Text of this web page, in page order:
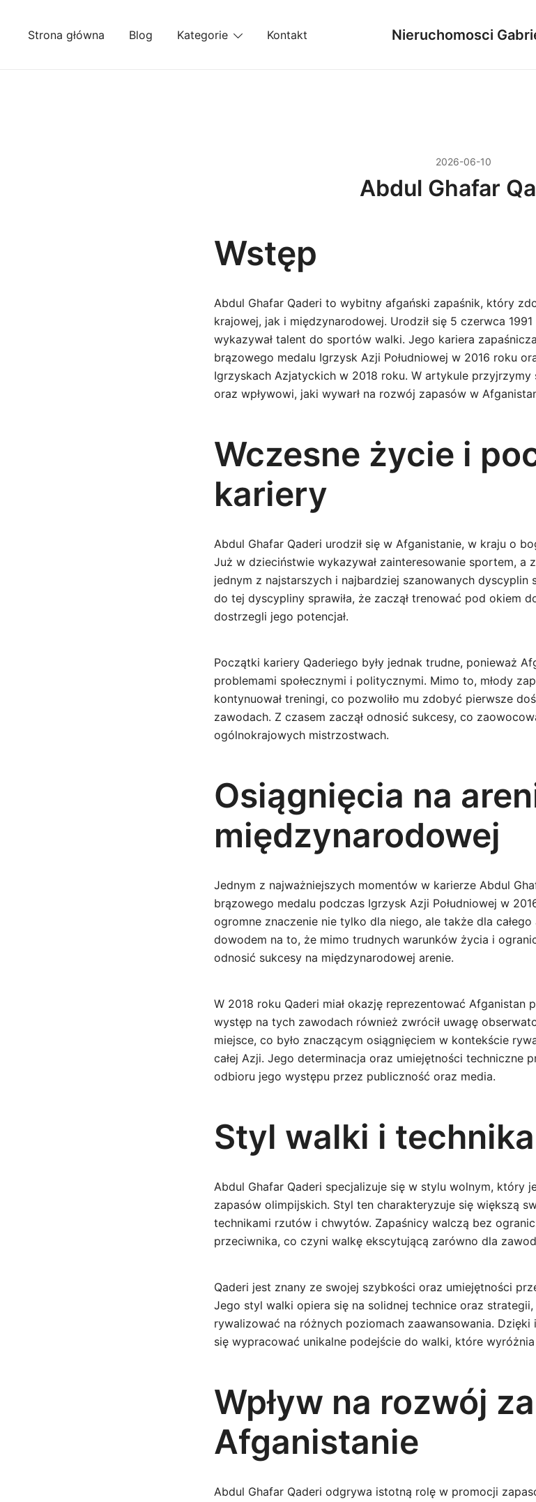
Strona główna Blog Kategorie Kontakt Nieruchomosci
2026-06-10
Abdul Ghafar
Wstęp
Abdul Ghafar Qaderi to wybitny afgański zapaśnik, który
krajowej, jak i międzynarodowej. Urodził się 5 czerwca
wykazywał talent do sportów walki. Jego kariera
brązowego medalu Igrzysk Azji Południowej w 2016 roku
Igrzyskach Azjatyckich w 2018 roku. W artykule
oraz wpływowi, jaki wywarł na rozwój zapasów w
Wczesne życie i
kariery
Abdul Ghafar Qaderi urodził się w Afganistanie, w kraju o
Już w dzieciństwie wykazywał zainteresowanie sportem, a
jednym z najstarszych i najbardziej szanowanych
do tej dyscypliny sprawiła, że zaczął trenować pod okiem
dostrzegli jego potencjał.
Początki kariery Qaderiego były jednak trudne, ponieważ
problemami społecznymi i politycznymi. Mimo to, młody
kontynuował treningi, co pozwoliło mu zdobyć pierwsze
zawodach. Z czasem zaczął odnosić sukcesy, co
ogólnokrajowych mistrzostwach.
Osiągnięcia na
międzynarodowej
Jednym z najważniejszych momentów w karierze Abdul
brązowego medalu podczas Igrzysk Azji Południowej w
ogromne znaczenie nie tylko dla niego, ale także dla
dowodem na to, że mimo trudnych warunków życia i
odnosić sukcesy na międzynarodowej arenie.
W 2018 roku Qaderi miał okazję reprezentować Afganistan
występ na tych zawodach również zwrócił uwagę
miejsce, co było znaczącym osiągnięciem w kontekście
całej Azji. Jego determinacja oraz umiejętności techniczne
odbioru jego występu przez publiczność oraz media.
Styl walki i technika
Abdul Ghafar Qaderi specjalizuje się w stylu wolnym, który
zapasów olimpijskich. Styl ten charakteryzuje się większą
technikami rzutów i chwytów. Zapaśnicy walczą bez
przeciwnika, co czyni walkę ekscytującą zarówno dla
Qaderi jest znany ze swojej szybkości oraz umiejętności
Jego styl walki opiera się na solidnej technice oraz
rywalizować na różnych poziomach zaawansowania. Dzięki
się wypracować unikalne podejście do walki, które
Wpływ na rozwój
Afganistanie
Abdul Ghafar Qaderi odgrywa istotną rolę w promocji